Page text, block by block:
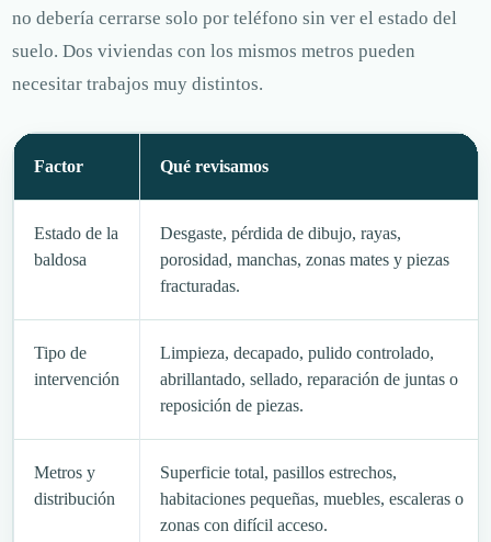
no debería cerrarse solo por teléfono sin ver el estado del
suelo. Dos viviendas con los mismos metros pueden
necesitar trabajos muy distintos.
Factor Qué revisamos
Estado de la
baldosa
Desgaste, pérdida de dibujo, rayas,
porosidad, manchas, zonas mates y piezas
fracturadas.
Tipo de
intervención
Limpieza, decapado, pulido controlado,
abrillantado, sellado, reparación de juntas o
reposición de piezas.
Metros y
distribución
Superficie total, pasillos estrechos,
habitaciones pequeñas, muebles, escaleras o
zonas con difícil acceso.